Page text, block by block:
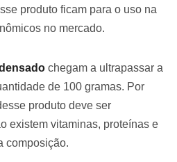
produto ficam para o uso na
no mercado.
chegam a ultrapassar a
de 100 gramas. Por
produto deve ser
existem vitaminas, proteínas e
composição.